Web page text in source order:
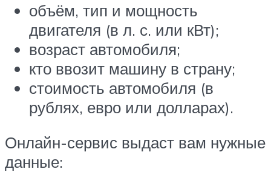
объём, тип и мощность
двигателя (в л. с. или кВт);
возраст автомобиля;
кто ввозит машину в страну;
стоимость автомобиля (в
рублях, евро или долларах).
Онлайн-сервис выдаст вам нужные
данные: